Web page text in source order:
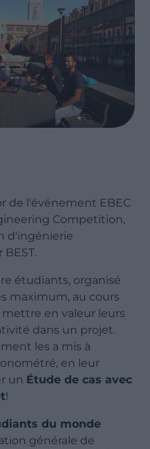
de l'événement EBEC
Competition,
d'ingénierie
étudiants, organisé
maximum, au cours
en valeur leurs
dans un projet.
les a mis à
en leur
un Étude de cas avec
!
du monde
générale de